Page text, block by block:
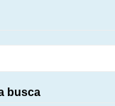
busca